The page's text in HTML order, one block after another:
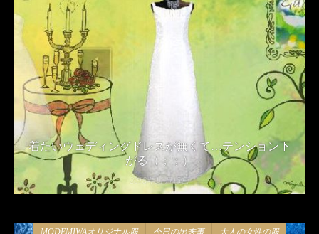
着たいウェディングドレスが無くて…テンション下
がる（；；）
2018年11月15日